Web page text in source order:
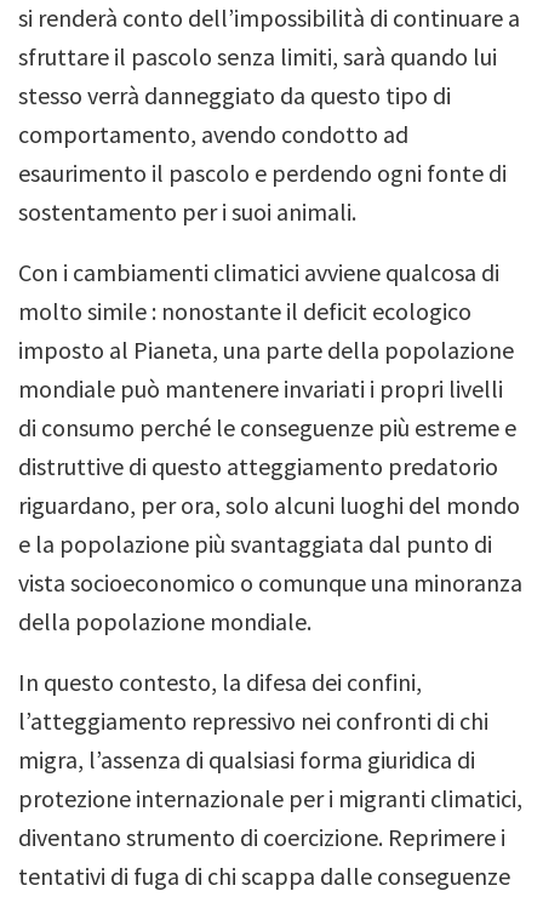
si renderà conto dell’impossibilità di continuare a
sfruttare il pascolo senza limiti, sarà quando lui
stesso verrà danneggiato da questo tipo di
comportamento, avendo condotto ad
esaurimento il pascolo e perdendo ogni fonte di
sostentamento per i suoi animali.
Con i cambiamenti climatici avviene qualcosa di
molto simile : nonostante il deficit ecologico
imposto al Pianeta, una parte della popolazione
mondiale può mantenere invariati i propri livelli
di consumo perché le conseguenze più estreme e
distruttive di questo atteggiamento predatorio
riguardano, per ora, solo alcuni luoghi del mondo
e la popolazione più svantaggiata dal punto di
vista socioeconomico o comunque una minoranza
della popolazione mondiale.
In questo contesto, la difesa dei confini,
l’atteggiamento repressivo nei confronti di chi
migra, l’assenza di qualsiasi forma giuridica di
protezione internazionale per i migranti climatici,
diventano strumento di coercizione. Reprimere i
tentativi di fuga di chi scappa dalle conseguenze